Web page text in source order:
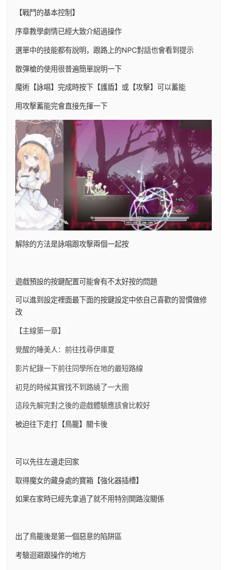
【戰鬥的基本控制】
序章教學劇情已經大致介紹過操作
選單中的技能都有說明，跟路上的NPC對話也會看到提示
散彈槍的使用很普遍簡單說明一下
魔術【詠唱】完成時按下【護盾】或【攻擊】可以蓄能
用攻擊蓄能完會直接先揮一下
解除的方法是詠唱跟攻擊兩個一起按
遊戲預設的按鍵配置可能會有不太好按的問題
可以進到設定裡面最下面的按鍵設定中依自己喜歡的習慣做修
改
【主線第一章】
覺醒的睡美人：前往找尋伊庫夏
影片紀錄一下前往同學所在地的最短路線
初見的時候其實找不到路繞了一大圈
這段先解完對之後的遊戲體驗應該會比較好
被迫往下走打【鳥籠】關卡後
可以先往左邊走回家
取得魔女的藏身處的寶箱【強化器插槽】
如果在家時已經先拿過了就不用特別開路沒關係
出了鳥籠後是第一個惡意的陷阱區
考驗迴避跟操作的地方